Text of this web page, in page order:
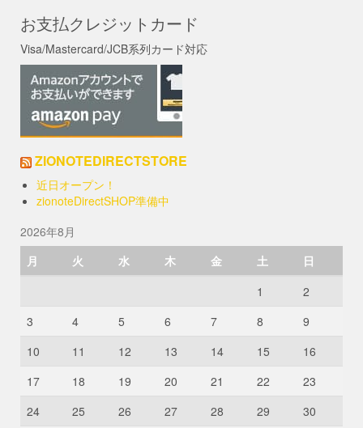
オ
シ
ョ
ン
は
商
品
ペ
ー
ジ
か
択
お支払クレジットカード
Visa/Mastercard/JCB系列カード対応
ZIONOTEDIRECTSTORE
近日オープン！
zionoteDirectSHOP準備中
2026年8月
月
火 水 木 金 土
日
1
2
3
4 5 6 7 8
9
10
11 12 13 14 15
16
17
18 19 20 21 22
23
24
25 26 27 28 29 30